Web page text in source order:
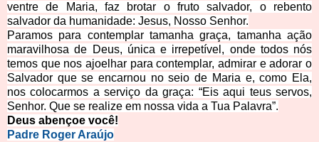
ventre de Maria, faz brotar o fruto salvador, o rebento
salvador da humanidade: Jesus, Nosso Senhor.
Paramos para contemplar tamanha graça, tamanha ação
maravilhosa de Deus, única e irrepetível, onde todos nós
temos que nos ajoelhar para contemplar, admirar e adorar o
Salvador que se encarnou no seio de Maria e, como Ela,
nos colocarmos a serviço da graça: “Eis aqui teus servos,
Senhor. Que se realize em nossa vida a Tua Palavra”.
Deus abençoe você!
Padre Roger Araújo